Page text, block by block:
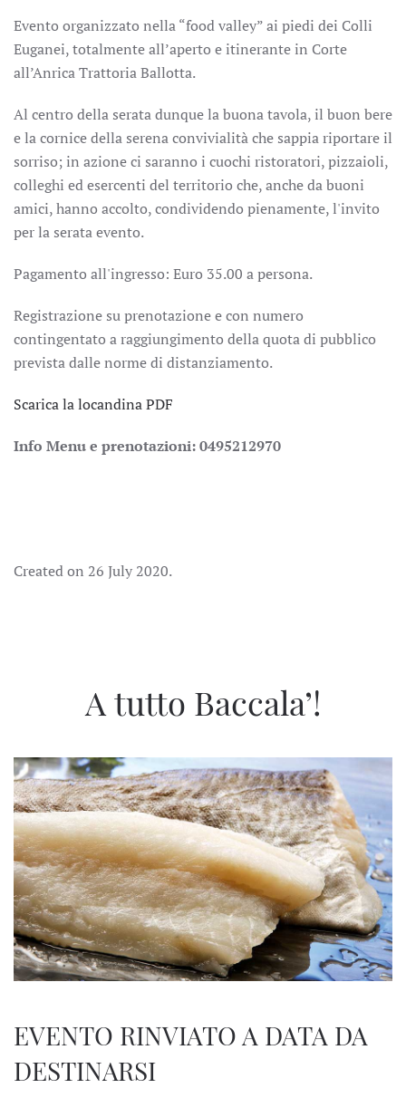
Evento organizzato nella “food valley” ai piedi dei Colli
Euganei, totalmente all’aperto e itinerante in Corte
all’Anrica Trattoria Ballotta.
Al centro della serata dunque la buona tavola, il buon bere
e la cornice della serena convivialità che sappia riportare il
sorriso; in azione ci saranno i cuochi ristoratori, pizzaioli,
colleghi ed esercenti del territorio che, anche da buoni
amici, hanno accolto, condividendo pienamente, l'invito
per la serata evento.
Pagamento all'ingresso: Euro 35.00 a persona.
Registrazione su prenotazione e con numero
contingentato a raggiungimento della quota di pubblico
prevista dalle norme di distanziamento.
Scarica la locandina PDF
Info Menu e prenotazioni: 0495212970
Created on 26 July 2020.
A tutto Baccala’!
EVENTO RINVIATO A DATA DA
DESTINARSI